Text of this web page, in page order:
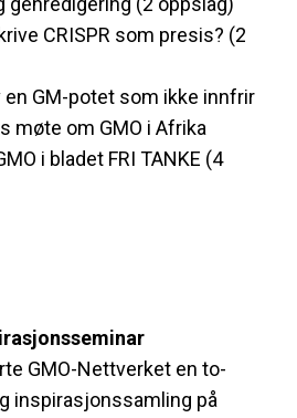
CRISPR som presis? (2
en GM-potet som ikke innfrir
møte om GMO i Afrika
i bladet FRI TANKE (4
GMO-Nettverket en to-
inspirasjonssamling på